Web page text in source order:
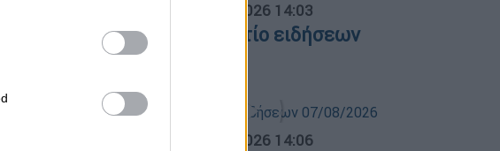
08.08.2026 14:03
Μεσημεριανό δελτίο ειδήσεων
08/08/2026
07.08.2026 14:06